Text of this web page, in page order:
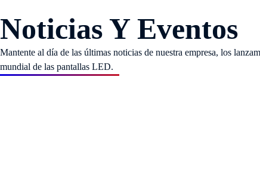
Noticias Y Eventos
Mantente al día de las últimas noticias de nuestra empresa, los
mundial de las pantallas LED.